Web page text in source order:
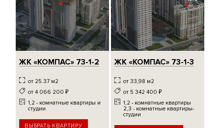
ЖК «КОМПАС» 73-1-2
от 25.37 м2
от 4 066 200 ₽
1,2 - комнатные квартиры и
студии
ВЫБРАТЬ КВАРТИРУ
ЖК «КОМПАС» 73-1-3
от 33,98 м2
от 5 342 400 ₽
1,2 - комнатные квартиры
2,3 - комнатные квартиры-
студии